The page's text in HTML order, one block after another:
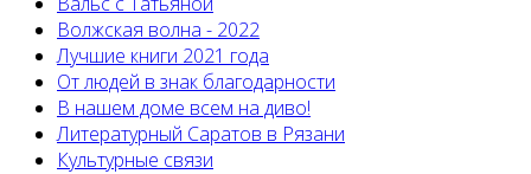
Волжская волна - 2022
Лучшие книги 2021 года
От людей в знак благодарности
В нашем доме всем на диво!
Литературный Саратов в Рязани
Культурные связи